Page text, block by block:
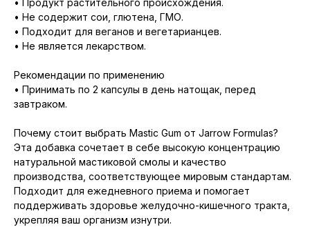
• Продукт растительного происхождения.
• Не содержит сои, глютена, ГМО.
• Подходит для веганов и вегетарианцев.
• Не является лекарством.
Рекомендации по применению
• Принимать по 2 капсулы в день натощак, перед
завтраком.
Почему стоит выбрать Mastic Gum от Jarrow Formulas?
Эта добавка сочетает в себе высокую концентрацию
натуральной мастиковой смолы и качество
производства, соответствующее мировым стандартам.
Подходит для ежедневного приема и помогает
поддерживать здоровье желудочно-кишечного тракта,
укрепляя ваш организм изнутри.